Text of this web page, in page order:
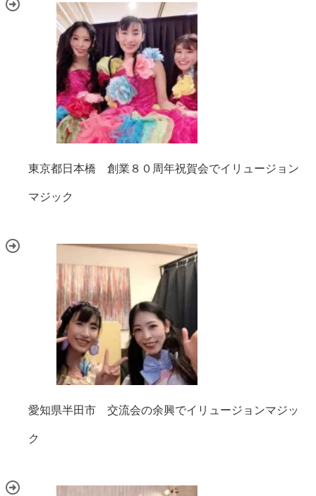
東京都日本橋 創業８０周年祝賀会でイリュージョン
マジック
愛知県半田市 交流会の余興でイリュージョンマジッ
ク